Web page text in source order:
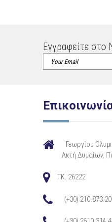
Εγγραφείτε στο
Γεωργίου
Ακτή Δυμαίων,
TK. 26222
(+30)